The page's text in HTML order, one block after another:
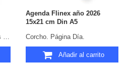
Bambú. 25 Notas Adhesivas 4 x 4,5 cm. 125 Mininotas Adhesivas 1,2 x 4,5 cm.
Agenda Flinex año 2026
15x21 cm Din A5
Corcho. Página Día.
Añadir al carrito